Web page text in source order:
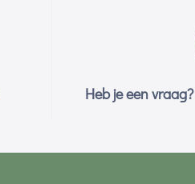
Heb je een